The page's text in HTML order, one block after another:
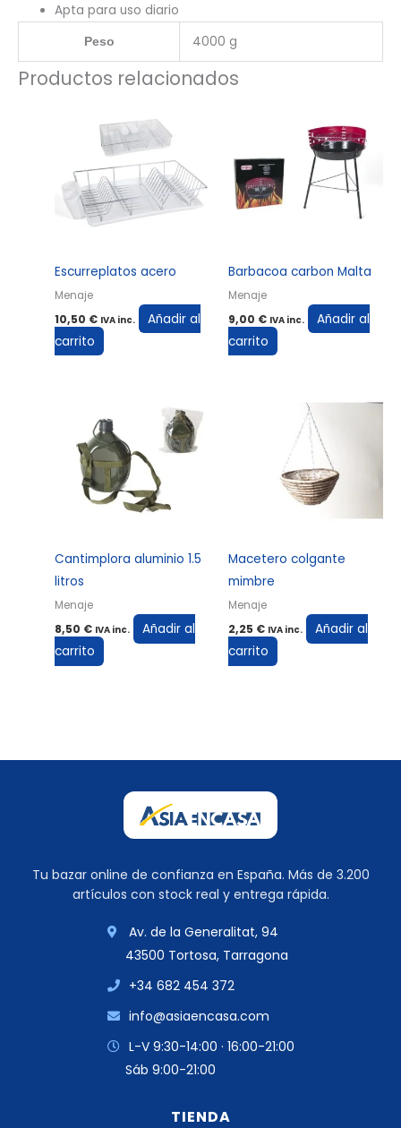
Apta para uso diario
Peso 4000 g
Productos relacionados
Escurreplatos acero
Menaje
10,50 € IVA inc.
Añadir al
carrito
Barbacoa carbon Malta
Menaje
9,00 € IVA inc.
Añadir al
carrito
Cantimplora aluminio 1.5
litros
Menaje
8,50 € IVA inc.
Añadir al
carrito
Macetero colgante
mimbre
Menaje
2,25 € IVA inc.
Añadir al
carrito
Tu bazar online de confianza en España. Más de 3.200
artículos con stock real y entrega rápida.
Av. de la Generalitat, 94
43500 Tortosa, Tarragona
+34 682 454 372
info@asiaencasa.com
L-V 9:30-14:00 · 16:00-21:00
Sáb 9:00-21:00
TIENDA